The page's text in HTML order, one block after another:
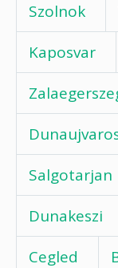
Szolnok
Kaposvar
Salgotarjan
Dunakeszi
Cegled